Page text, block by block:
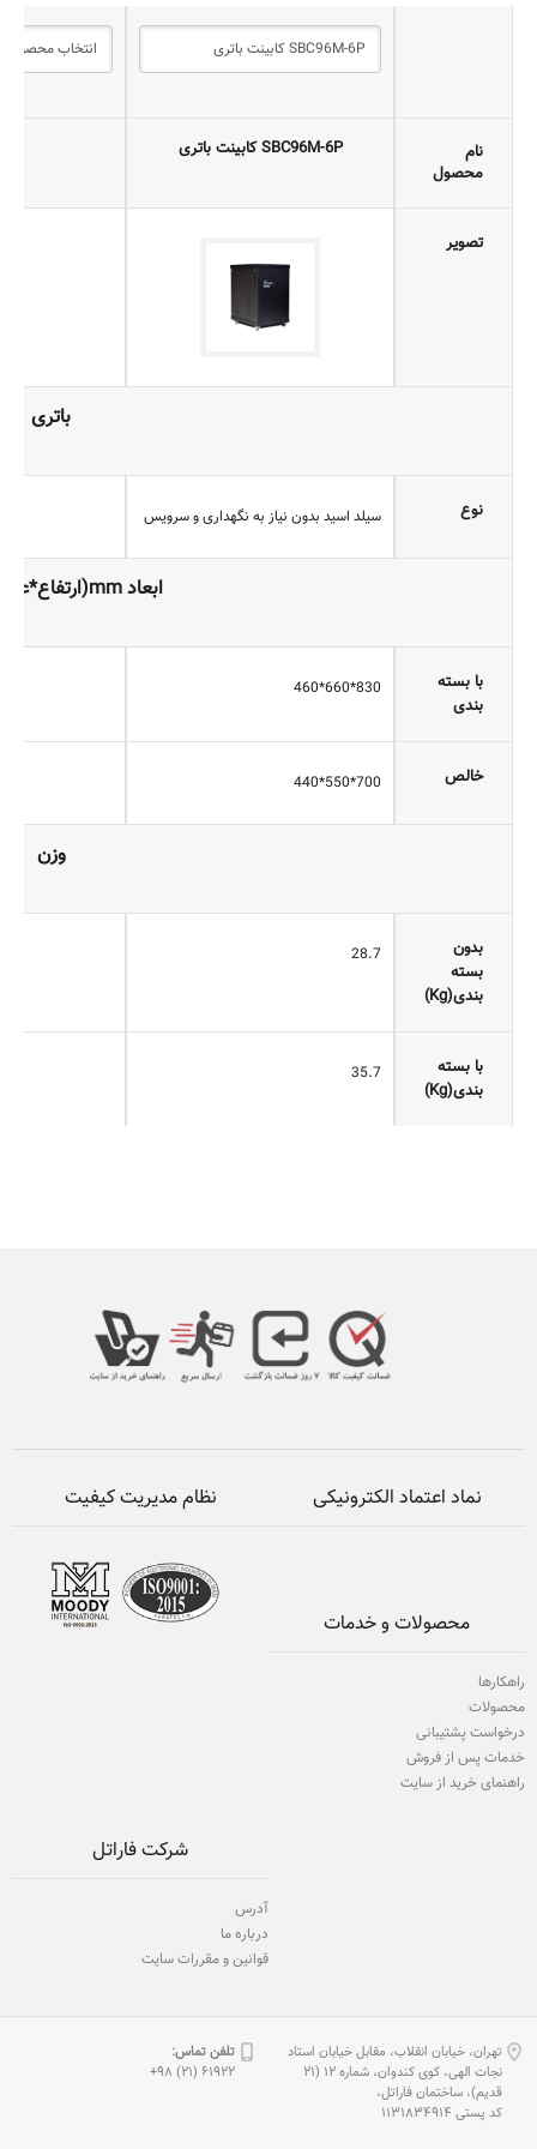
نام
محصول
SBC96M-6P کابینت باتری
تصویر
باتری
نوع سیلد اسید بدون نیاز به نگهداری و سرویس
ابعاد mm(ارتفاع*عمق*عرض)
با بسته
بندی
830*660*460
خالص 700*550*440
وزن
بدون
بسته
بندی(Kg)
28.7
با بسته
بندی(Kg)
35.7
نظام مدیریت کیفیت نماد اعتماد الکترونیکی
محصولات و خدمات
راهکارها
محصولات
درخواست پشتیبانی
خدمات پس از فروش
راهنمای خرید از سایت
شرکت فاراتل
آدرس
درباره ما
قوانین و مقررات سایت
تلفن تماس:
61922 (21) 98+
تهران، خیابان انقلاب، مقابل خیابان استاد
نجات الهی، كوی كندوان، شماره 12 (21
قدیم)، ساختمان فاراتل،
كد پستی 1131834914